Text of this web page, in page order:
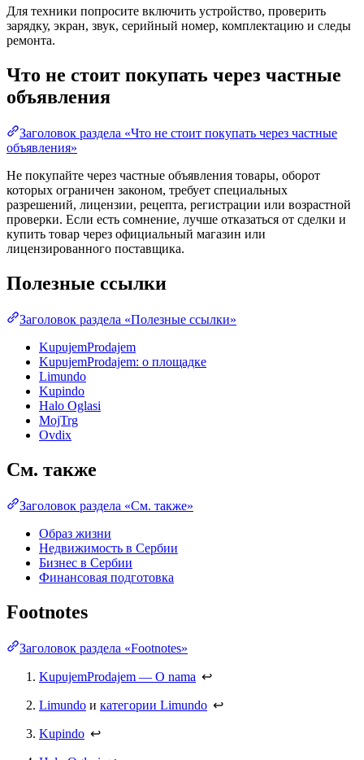
Для техники попросите включить устройство, проверить
зарядку, экран, звук, серийный номер, комплектацию и следы
ремонта.
Что не стоит покупать через частные
объявления
Заголовок раздела «Что не стоит покупать через частные
объявления»
Не покупайте через частные объявления товары, оборот
которых ограничен законом, требует специальных
разрешений, лицензии, рецепта, регистрации или возрастной
проверки. Если есть сомнение, лучше отказаться от сделки и
купить товар через официальный магазин или
лицензированного поставщика.
Полезные ссылки
Заголовок раздела «Полезные ссылки»
KupujemProdajem
KupujemProdajem: о площадке
Limundo
Kupindo
Halo Oglasi
MojTrg
Ovdix
См. также
Заголовок раздела «См. также»
Образ жизни
Недвижимость в Сербии
Бизнес в Сербии
Финансовая подготовка
Footnotes
Заголовок раздела «Footnotes»
KupujemProdajem — O nama ↩
Limundo и категории Limundo ↩
Kupindo ↩